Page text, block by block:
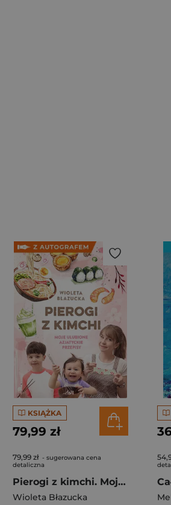
KSIĄŻKA
79,99 zł
79,99 zł - sugerowana cena
detaliczna
Pierogi z kimchi. Moje ulubione azjatyckie przepisy - książka z autografem
Wioleta Błazucka